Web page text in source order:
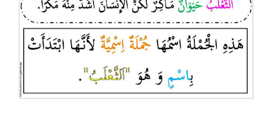
بنك مذكرات الاستاذ
بنك التوزيعات الشهرية
دفاتر استاذ التعليم الابتدائي
المسابقات المهنية